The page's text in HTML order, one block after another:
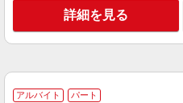
詳細を見る
アルバイト パート